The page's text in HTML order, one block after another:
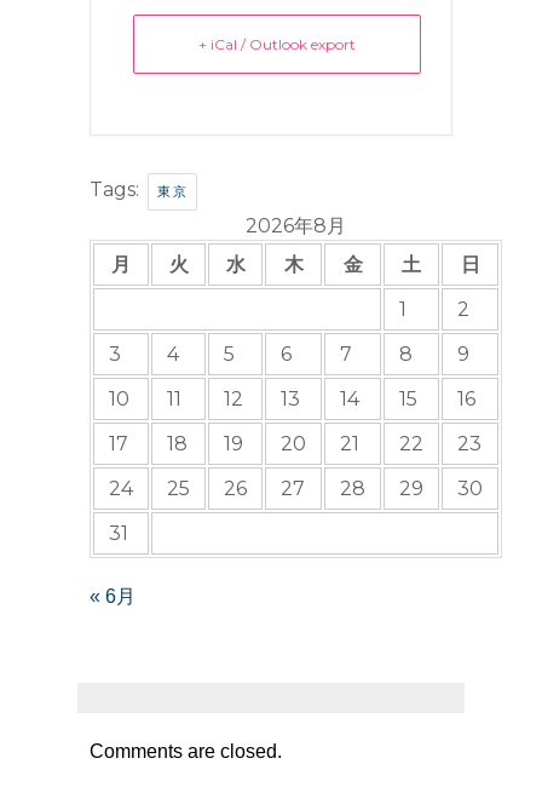
+ iCal / Outlook export
Tags: 東京
2026年8月
月
火 水 木 金 土
日
1
2
3
4 5 6 7 8
9
10
11 12 13 14 15
16
17
18 19 20 21 22
23
24
25 26 27 28 29
30
31
« 6月
Comments are closed.